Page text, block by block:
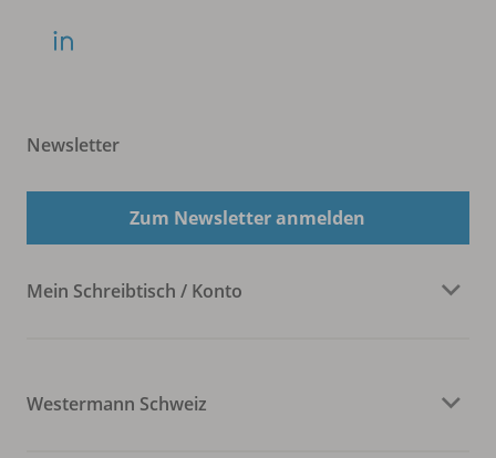
Newsletter
Zum Newsletter anmelden
Mein Schreibtisch / Konto
Westermann Schweiz